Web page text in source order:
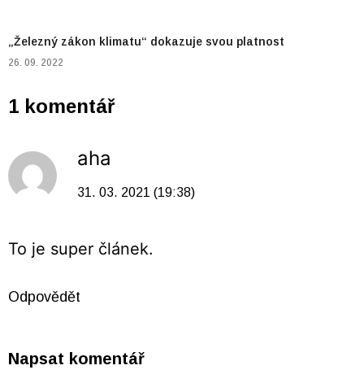
„Železný zákon klimatu“ dokazuje svou platnost
26. 09. 2022
1 komentář
aha
31. 03. 2021 (19:38)
To je super článek.
Odpovědět
Napsat komentář